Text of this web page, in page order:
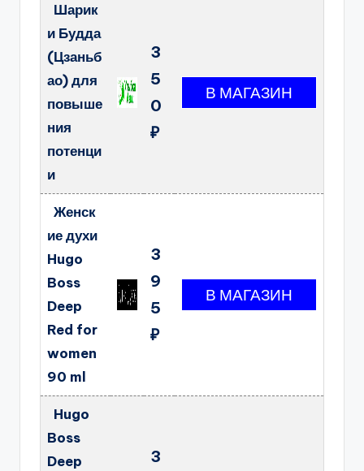
Шарик
и Будда
(Цзаньб
ао) для
повыше
ния
потенци
и
3
5
0
₽
Женск
ие духи
Hugo
Boss
Deep
Red for
women
90 ml
3
9
5
₽
Hugo
Boss
Deep
3